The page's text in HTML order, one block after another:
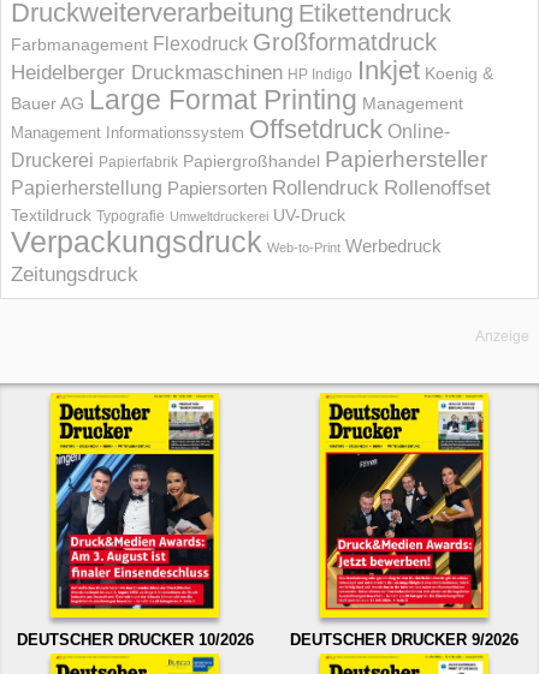
Druckweiterverarbeitung Etikettendruck
Farbmanagement Flexodruck Großformatdruck
Heidelberger Druckmaschinen HP Indigo Inkjet Koenig &
Bauer AG Large Format Printing Management
Management Informations­system Offsetdruck Online-
Druckerei Papierfabrik Papiergroßhandel Papierhersteller
Papierherstellung Papiersorten Rollendruck Rollenoffset
Textildruck Typografie Umweltdruckerei UV-Druck
Verpackungsdruck Web-to-Print Werbedruck
Zeitungsdruck
Anzeige
DEUTSCHER DRUCKER 10/2026 DEUTSCHER DRUCKER 9/2026